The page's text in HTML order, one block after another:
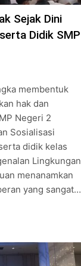
Sejak Dini
Didik SMP
membentuk
hak dan
Negeri 2
Sosialisasi
didik kelas
Lingkungan
menanamkan
yang sangat…